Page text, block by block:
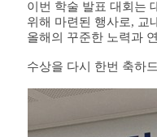
이번 학술 발표 대회는
위해 마련된 행사로, 교
올해의 꾸준한 노력과
수상을 다시 한번 축하